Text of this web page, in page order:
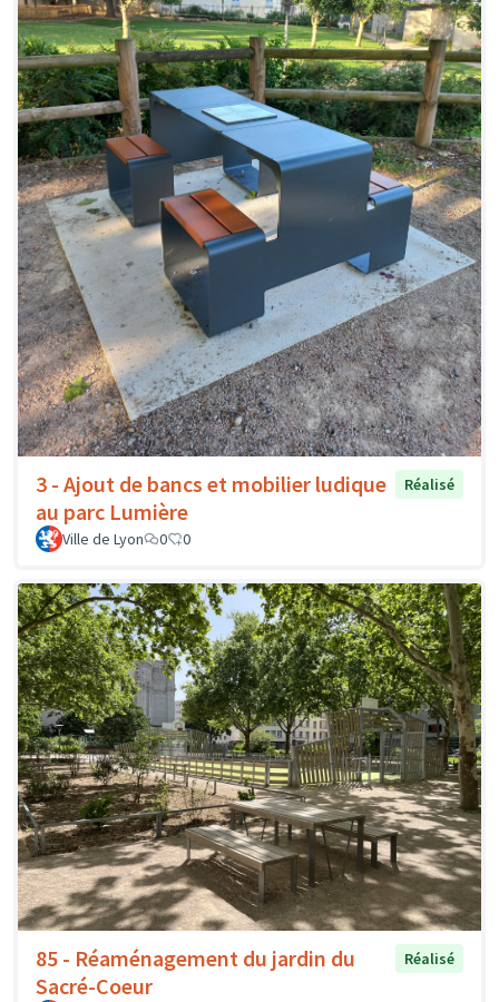
3 - Ajout de bancs et mobilier ludique
au parc Lumière
Réalisé
Ville de Lyon 0 0
85 - Réaménagement du jardin du
Sacré-Coeur
Réalisé